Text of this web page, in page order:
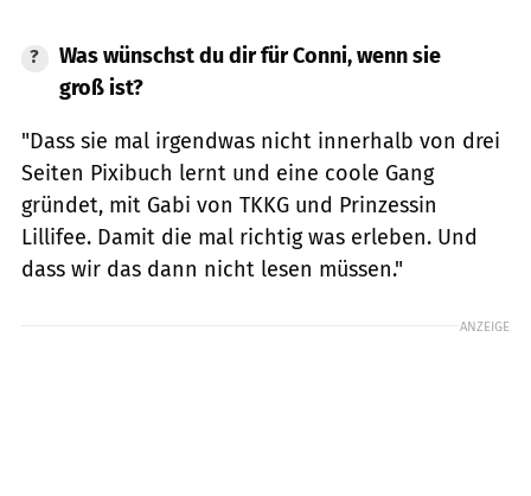
Was wünschst du dir für Conni, wenn sie
groß ist?
"Dass sie mal irgendwas nicht innerhalb von drei
Seiten Pixibuch lernt und eine coole Gang
gründet, mit Gabi von TKKG und Prinzessin
Lillifee. Damit die mal richtig was erleben. Und
dass wir das dann nicht lesen müssen."
ANZEIGE